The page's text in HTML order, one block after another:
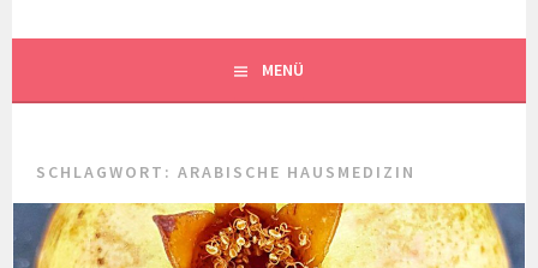
MENÜ
SCHLAGWORT:ARABISCHE HAUSMEDIZIN